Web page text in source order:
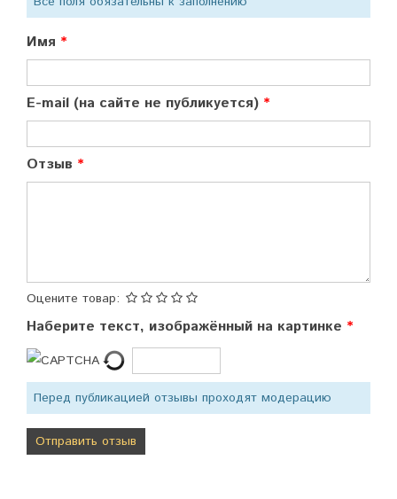
Имя
E-mail (на сайте не публикуется)
Отзыв
Оцените товар:
Наберите текст, изображённый на картинке
Перед публикацией отзывы проходят модерацию